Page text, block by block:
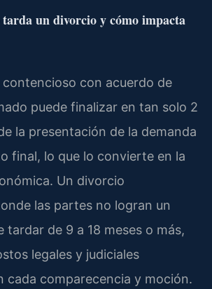
un divorcio y cómo impacta
con acuerdo de
puede finalizar en tan solo 2
la presentación de la demanda
final, lo que lo convierte en la
Un divorcio
las partes no logran un
tardar de 9 a 18 meses o más,
legales y judiciales
cada comparecencia y moción.